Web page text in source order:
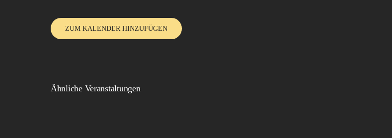
ZUM KALENDER HINZUFÜGEN
Ähnliche Veranstaltungen